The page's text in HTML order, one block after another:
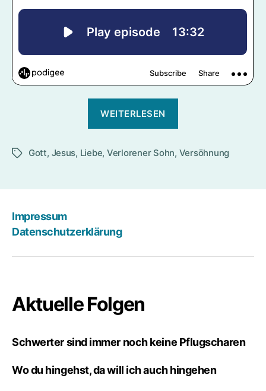
WEITERLESEN
er
Schlagwörter
Gott, Jesus, Liebe, Verlorener Sohn, Versöhnung
Impressum
Datenschutzerklärung
Aktuelle Folgen
Schwerter sind immer noch keine Pflugscharen
Wo du hingehst, da will ich auch hingehen